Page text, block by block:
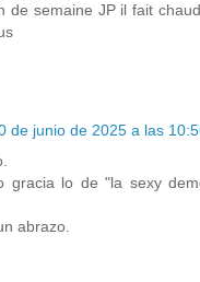
de semaine JP il fait
de junio de 2025 a las
gracia lo de "la sexy
abrazo.